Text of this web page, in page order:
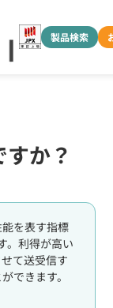
製品検索
か？
を表す指標
。利得が高い
て送受信す
できます。